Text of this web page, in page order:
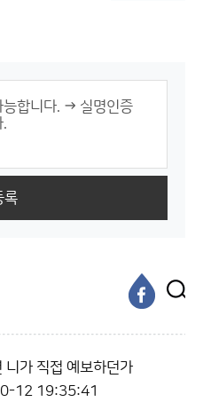
록
니가 직접 예보하던가
12 19:35:41